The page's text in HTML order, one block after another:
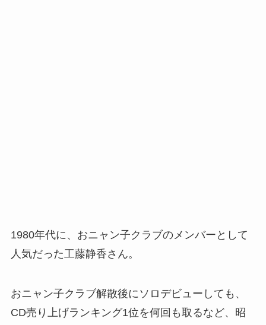
1980年代に、おニャン子クラブのメンバーとして
人気だった工藤静香さん。
おニャン子クラブ解散後にソロデビューしても、
CD売り上げランキング1位を何回も取るなど、昭